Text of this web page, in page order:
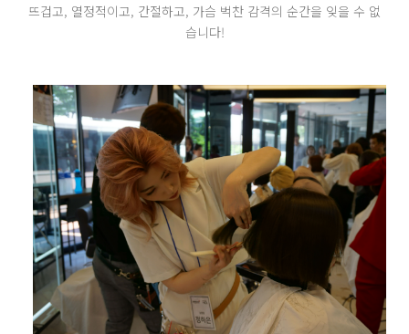
뜨겁고, 열정적이고, 간절하고, 가슴 벅찬 감격의 순간을 잊을 수 없
습니다!